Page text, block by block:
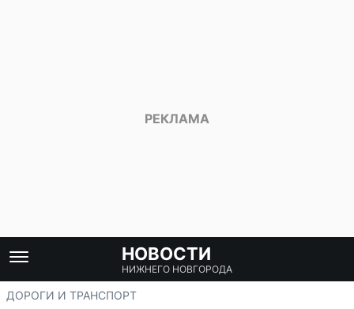
НОВОСТИ
НИЖНЕГО НОВГОРОДА
ДОРОГИ И ТРАНСПОРТ